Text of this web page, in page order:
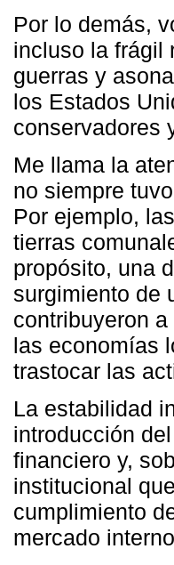
Por lo demás,
incluso la frágil
guerras y
los Estados
conservadores
Me llama la
no siempre
Por ejemplo,
tierras
propósito, una
surgimiento de
contribuyeron
las economías
trastocar las
La estabilidad
introducción
financiero y,
institucional
cumplimiento
mercado